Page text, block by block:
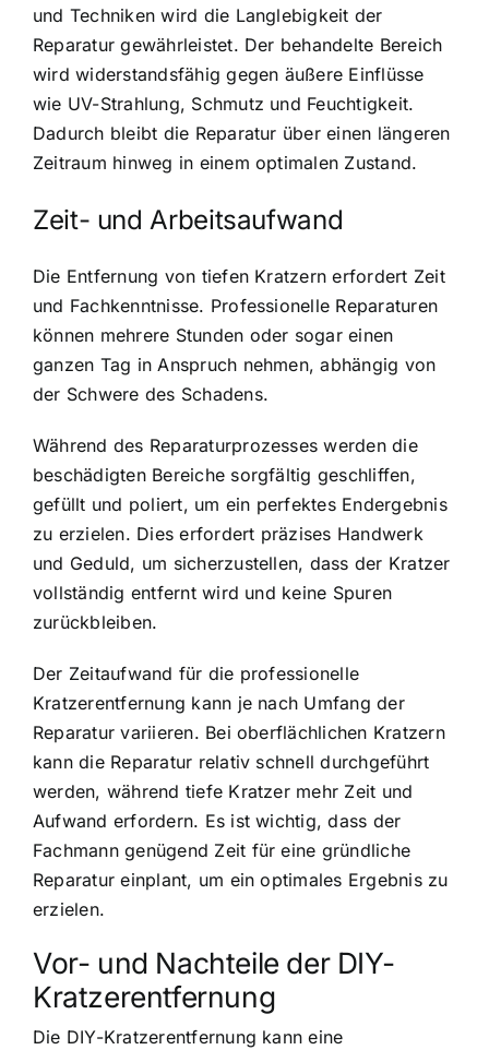
und Techniken wird die Langlebigkeit der
Reparatur gewährleistet. Der behandelte Bereich
wird widerstandsfähig gegen äußere Einflüsse
wie UV-Strahlung, Schmutz und Feuchtigkeit.
Dadurch bleibt die Reparatur über einen längeren
Zeitraum hinweg in einem optimalen Zustand.
Zeit- und Arbeitsaufwand
Die Entfernung von tiefen Kratzern erfordert Zeit
und Fachkenntnisse. Professionelle Reparaturen
können mehrere Stunden oder sogar einen
ganzen Tag in Anspruch nehmen, abhängig von
der Schwere des Schadens.
Während des Reparaturprozesses werden die
beschädigten Bereiche sorgfältig geschliffen,
gefüllt und poliert, um ein perfektes Endergebnis
zu erzielen. Dies erfordert präzises Handwerk
und Geduld, um sicherzustellen, dass der Kratzer
vollständig entfernt wird und keine Spuren
zurückbleiben.
Der Zeitaufwand für die professionelle
Kratzerentfernung kann je nach Umfang der
Reparatur variieren. Bei oberflächlichen Kratzern
kann die Reparatur relativ schnell durchgeführt
werden, während tiefe Kratzer mehr Zeit und
Aufwand erfordern. Es ist wichtig, dass der
Fachmann genügend Zeit für eine gründliche
Reparatur einplant, um ein optimales Ergebnis zu
erzielen.
Vor- und Nachteile der DIY-
Kratzerentfernung
Die DIY-Kratzerentfernung kann eine